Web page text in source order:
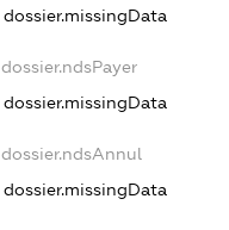
dossier.missingData
dossier.ndsPayer
dossier.missingData
dossier.ndsAnnul
dossier.missingData